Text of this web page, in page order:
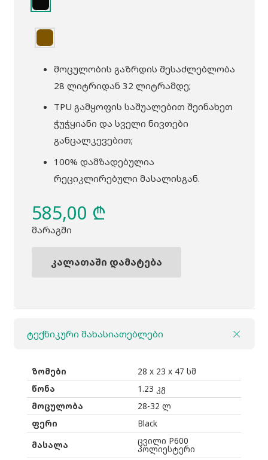
მოცულობის გაზრდის შესაძლებლობა
28 ლიტრიდან 32 ლიტრამდე;
TPU გამყოფის საშუალებით შეინახეთ
ჭუჭყიანი და სველი ნივთები
განცალკევებით;
100% დამზადებულია
რეციკლირებული მასალისგან.
585,00 ₾
მარაგში
რაოდენობა:
28L
კალათაში დამატება
ტექნიკური მახასიათებლები
ზომები
28 x 23 x 47 სმ
წონა
1.23 კგ
მოცულობა
28-32 ლ
ფერი
Black
მასალა
ცვილი P600
პოლიესტერი